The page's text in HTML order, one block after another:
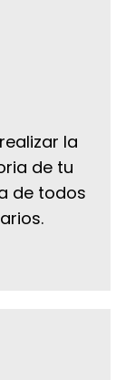
la
de tu
de todos